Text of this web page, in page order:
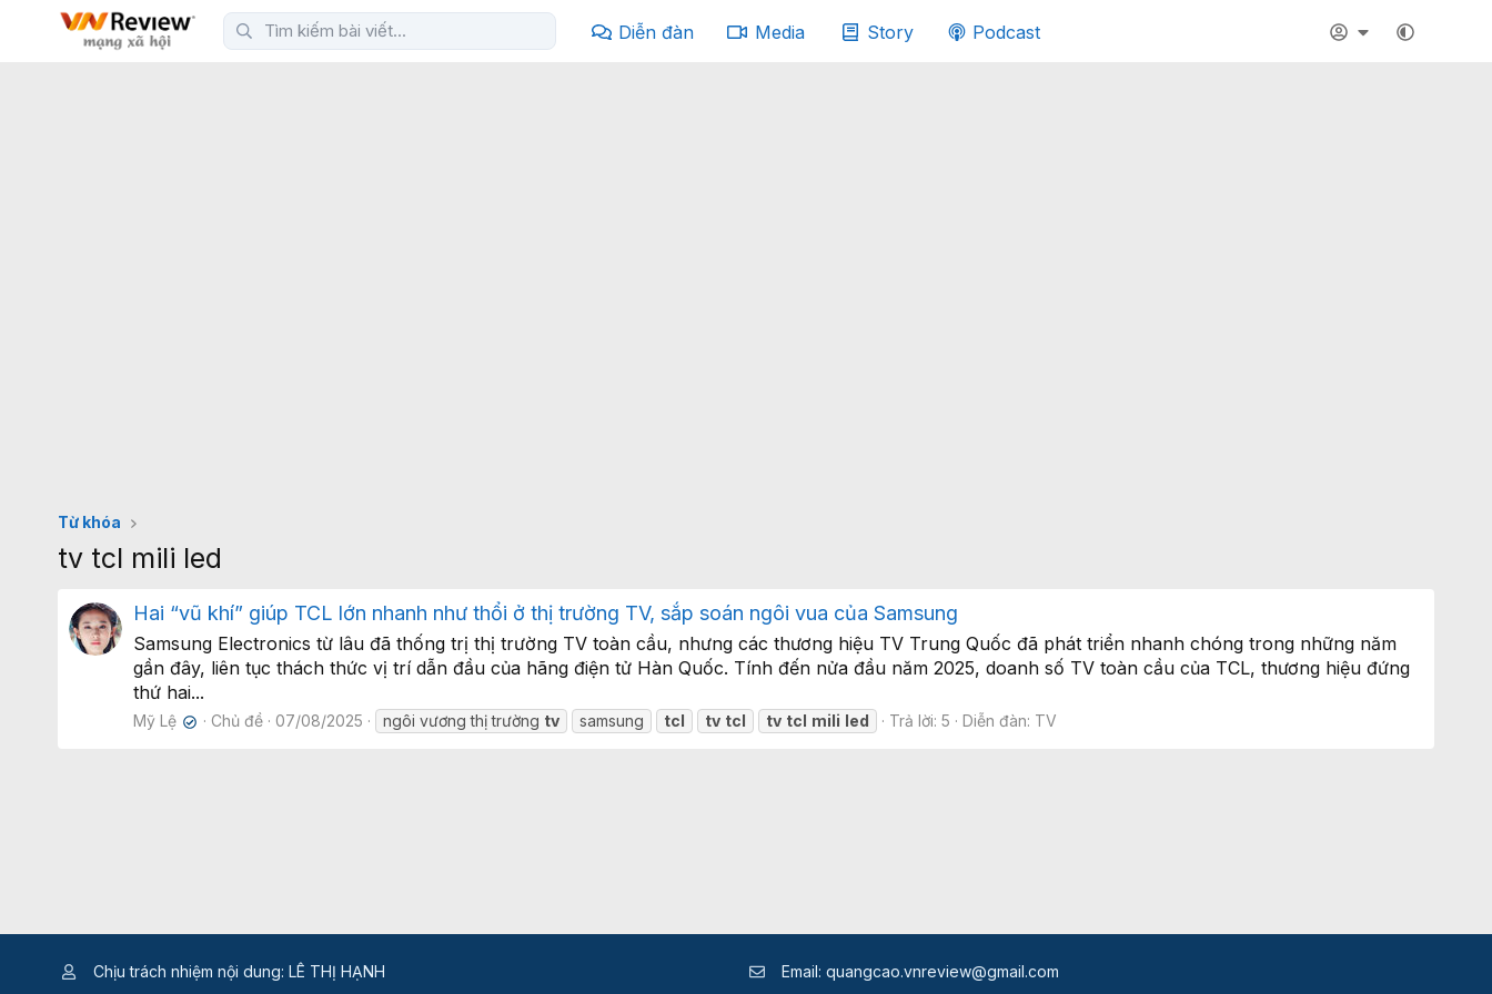
Diễn đàn Media Story Podcast
Từ khóa
tv tcl mili led
Hai “vũ khí” giúp TCL lớn nhanh như thổi ở thị trường TV, sắp soán ngôi vua của Samsung
Samsung Electronics từ lâu đã thống trị thị trường TV toàn cầu, nhưng các thương hiệu TV Trung Quốc đã phát triển nhanh chóng trong những năm
gần đây, liên tục thách thức vị trí dẫn đầu của hãng điện tử Hàn Quốc. Tính đến nửa đầu năm 2025, doanh số TV toàn cầu của TCL, thương hiệu đứng
thứ hai...
Mỹ Lệ ✔ Chủ đề 07/08/2025 ngôi vương thị trường tv samsung tcl tv tcl tv tcl mili led Trả lời: 5 Diễn đàn: TV
Chịu trách nhiệm nội dung: LÊ THỊ HẠNH Email: quangcao.vnreview@gmail.com